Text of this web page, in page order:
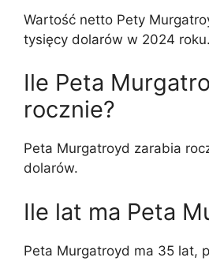
Wartość netto Pety
tysięcy dolarów w 2024 roku.
Ile Peta
rocznie?
Peta Murgatroyd zarabia
dolarów.
Ile lat ma Peta
Peta Murgatroyd ma 35 lat,